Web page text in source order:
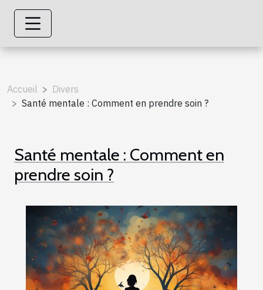
Accueil
Divers
Santé mentale : Comment en prendre soin ?
Santé mentale : Comment en
prendre soin ?